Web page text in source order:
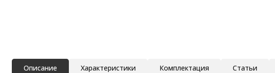
Описание Характеристики Комплектация Статьи